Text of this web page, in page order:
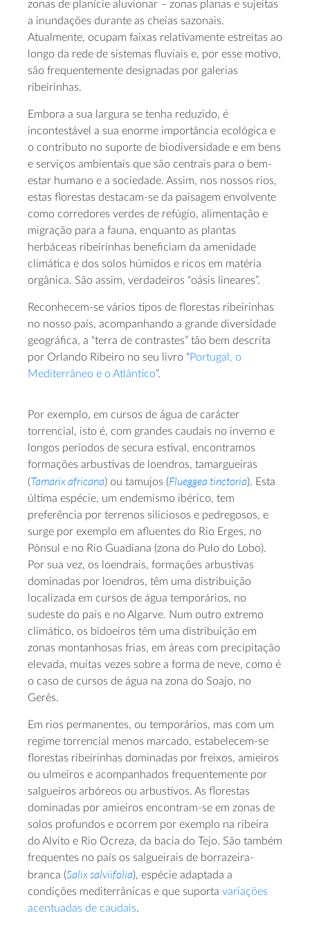
zonas de planície aluvionar – zonas planas e sujeitas
a inundações durante as cheias sazonais.
Atualmente, ocupam faixas relativamente estreitas ao
longo da rede de sistemas fluviais e, por esse motivo,
são frequentemente designadas por galerias
ribeirinhas.
Embora a sua largura se tenha reduzido, é
incontestável a sua enorme importância ecológica e
o contributo no suporte de biodiversidade e em bens
e serviços ambientais que são centrais para o bem-
estar humano e a sociedade. Assim, nos nossos rios,
estas florestas destacam-se da paisagem envolvente
como corredores verdes de refúgio, alimentação e
migração para a fauna, enquanto as plantas
herbáceas ribeirinhas beneficiam da amenidade
climática e dos solos húmidos e ricos em matéria
orgânica. São assim, verdadeiros “oásis lineares”.
Reconhecem-se vários tipos de florestas ribeirinhas
no nosso país, acompanhando a grande diversidade
geográfica, a “terra de contrastes” tão bem descrita
por Orlando Ribeiro no seu livro “Portugal, o
Mediterrâneo e o Atlântico”.
Por exemplo, em cursos de água de carácter
torrencial, isto é, com grandes caudais no inverno e
longos períodos de secura estival, encontramos
formações arbustivas de loendros, tamargueiras
(Tamarix africana) ou tamujos (Flueggea tinctoria). Esta
última espécie, um endemismo ibérico, tem
preferência por terrenos siliciosos e pedregosos, e
surge por exemplo em afluentes do Rio Erges, no
Pônsul e no Rio Guadiana (zona do Pulo do Lobo).
Por sua vez, os loendrais, formações arbustivas
dominadas por loendros, têm uma distribuição
localizada em cursos de água temporários, no
sudeste do país e no Algarve. Num outro extremo
climático, os bidoeiros têm uma distribuição em
zonas montanhosas frias, em áreas com precipitação
elevada, muitas vezes sobre a forma de neve, como é
o caso de cursos de água na zona do Soajo, no
Gerês.
Em rios permanentes, ou temporários, mas com um
regime torrencial menos marcado, estabelecem-se
florestas ribeirinhas dominadas por freixos, amieiros
ou ulmeiros e acompanhados frequentemente por
salgueiros arbóreos ou arbustivos. As florestas
dominadas por amieiros encontram-se em zonas de
solos profundos e ocorrem por exemplo na ribeira
do Alvito e Rio Ocreza, da bacia do Tejo. São também
frequentes no país os salgueirais de borrazeira-
branca (Salix salviifolia), espécie adaptada a
condições mediterrânicas e que suporta variações
acentuadas de caudais.